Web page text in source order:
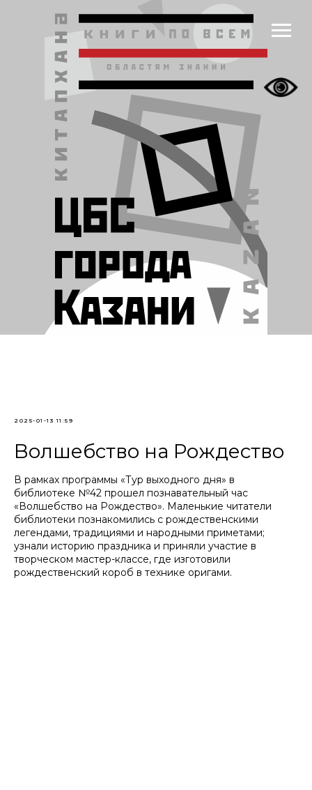
2025-01-13 11:59
Волшебство на Рождество
В рамках программы «Тур выходного дня» в
библиотеке №42 прошел познавательный час
«Волшебство на Рождество». Маленькие читатели
библиотеки познакомились с рождественскими
легендами, традициями и народными приметами;
узнали историю праздника и приняли участие в
творческом мастер-классе, где изготовили
рождественский короб в технике оригами.